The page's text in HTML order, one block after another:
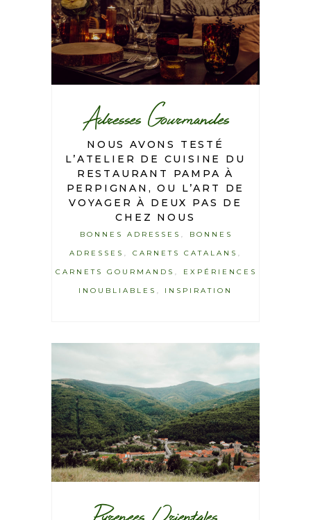
Adresses Gourmandes
NOUS AVONS TESTÉ
L’ATELIER DE CUISINE DU
RESTAURANT PAMPA À
PERPIGNAN, OU L’ART DE
VOYAGER À DEUX PAS DE
CHEZ NOUS
BONNES ADRESSES BONNES
ADRESSES CARNETS CATALANS
CARNETS GOURMANDS EXPÉRIENCES
INOUBLIABLES INSPIRATION